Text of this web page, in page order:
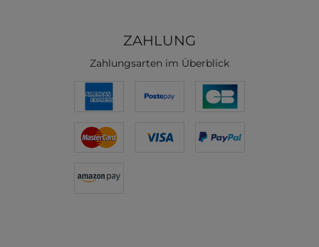
ZAHLUNG
Zahlungsarten im Überblick